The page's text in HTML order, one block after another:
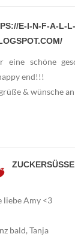
E-I-N-F-A-L-
eine schöne
end!!!
& wünsche
ZUCKERSÜSSE
liebe Amy <3
bald, Tanja